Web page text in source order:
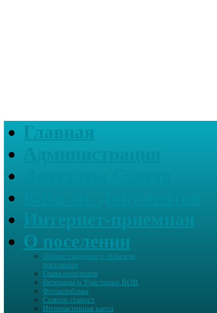
Главная
О поселении
Общие сведения о сельском
поселении
Глава поселения
Ветераны и Участники ВОВ
Фотоальбомы
Список старост
Интерактивная карта